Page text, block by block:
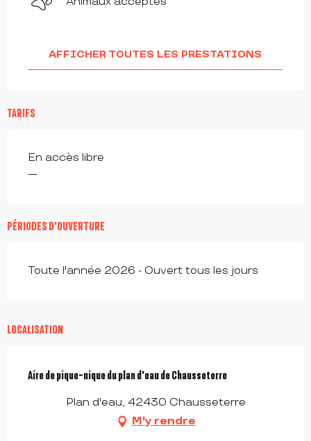
AFFICHER TOUTES LES PRESTATIONS
TARIFS
En accès libre
—
PÉRIODES D'OUVERTURE
Toute l'année 2026 - Ouvert tous les jours
LOCALISATION
Aire de pique-nique du plan d'eau de Chausseterre
Plan d'eau, 42430 Chausseterre
M'y rendre